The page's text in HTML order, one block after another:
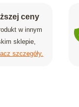
ceny
w innym
sklepie,
szczegóły.